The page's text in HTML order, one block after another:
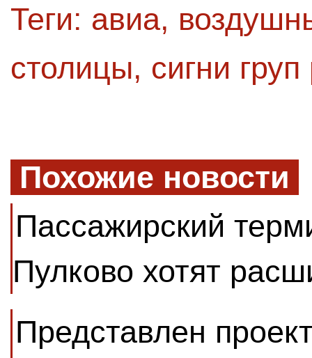
Теги: авиа,
столицы, сигни
Похожие новости
Пассажирский
Пулково хотят
Представлен